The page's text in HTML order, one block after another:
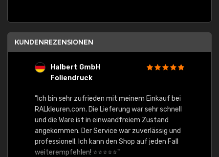
KUNDENREZENSIONEN
Halbert GmbH
Foliendruck
"Ich bin sehr zufrieden mit meinem Einkauf bei
RALkleuren.com. Die Lieferung war sehr schnell
und die Ware ist in einwandfreiem Zustand
angekommen. Der Service war zuverlässig und
professionell. Ich kann den Shop auf jeden Fall
weiterempfehlen! ⭐⭐⭐⭐⭐"